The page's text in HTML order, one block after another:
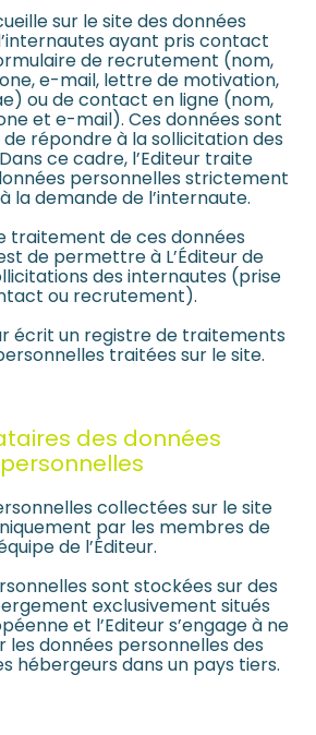
sur le site des données
ayant pris contact
de recrutement (nom,
e-mail, lettre de motivation,
ou de contact en ligne (nom,
et e-mail). Ces données sont
répondre à la sollicitation des
ce cadre, l’Editeur traite
personnelles strictement
la demande de l’internaute.
traitement de ces données
de permettre à L’Éditeur de
des internautes (prise
ou recrutement).
écrit un registre de traitements
traitées sur le site.
des données
personnelles
collectées sur le site
par les membres de
de l’Éditeur.
sont stockées sur des
exclusivement situés
et l’Editeur s’engage à ne
données personnelles des
hébergeurs dans un pays tiers.